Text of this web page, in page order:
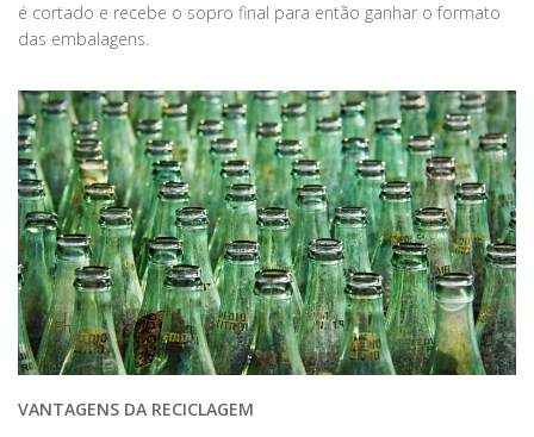
é cortado e recebe o sopro final para então ganhar o formato
das embalagens.
VANTAGENS DA RECICLAGEM